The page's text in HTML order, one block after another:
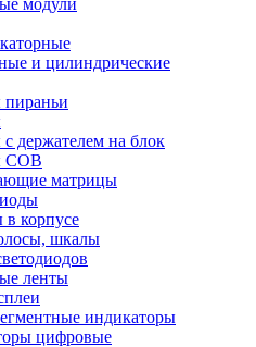
и цилиндрические
держателем на блок
COB
матрицы
корпусе
шкалы
ленты
индикаторы
цифровые